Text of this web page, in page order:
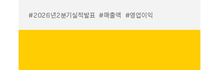
#2026년2분기실적발표 #매출액 #영업이익